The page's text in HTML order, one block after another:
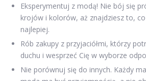
Eksperymentuj z modą! Nie bój się
krojów i kolorów, aż znajdziesz to, co
najlepiej.
Rób zakupy z przyjaciółmi, którzy
duchu i wesprzeć Cię w wyborze
Nie porównuj się do innych. Każdy